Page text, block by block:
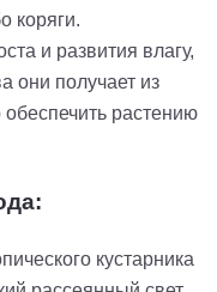
коряги.
и развития влагу,
они получает из
растению
кустарника